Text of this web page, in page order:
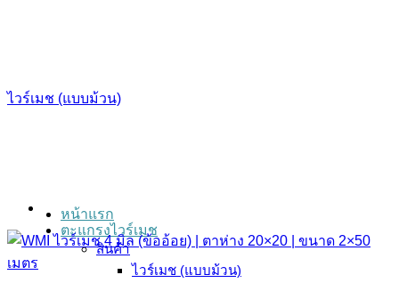
หน้าแรก
ตะแกรงไวร์เมช
สินค้า
ไวร์เมช (แบบม้วน)
ไวร์เมช (แบบม้วน)